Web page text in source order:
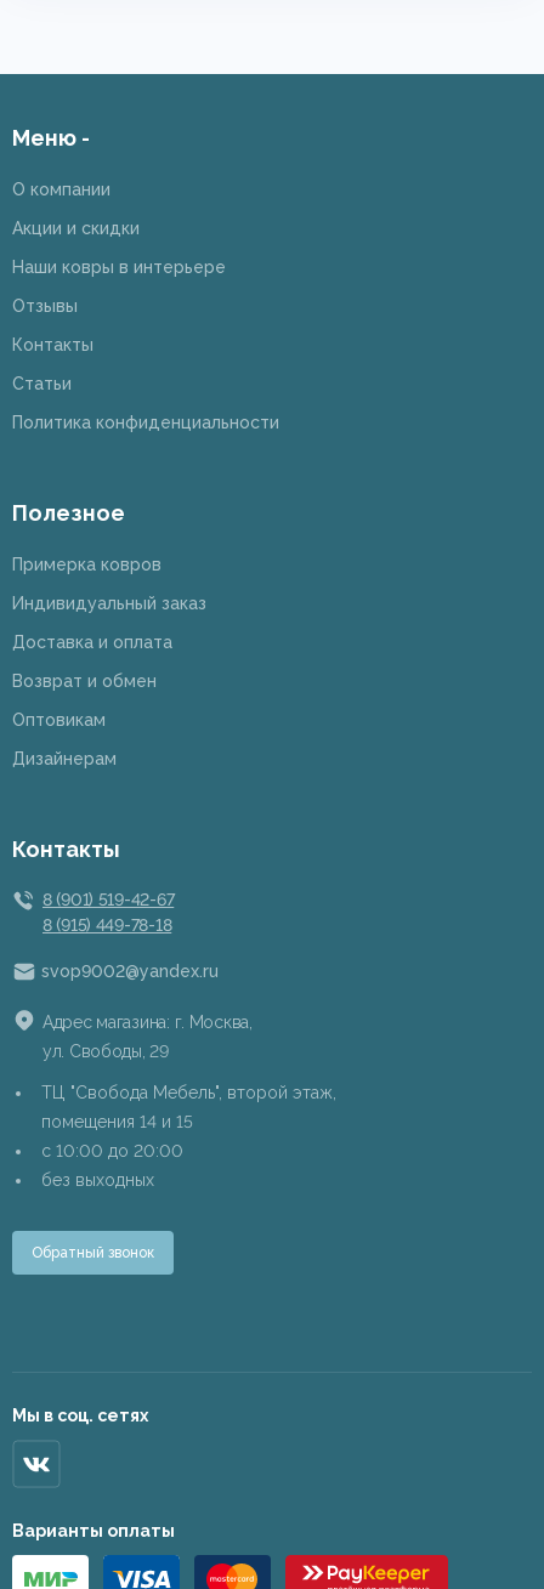
Меню -
О компании
Акции и скидки
Наши ковры в интерьере
Отзывы
Контакты
Статьи
Политика конфиденциальности
Полезное
Примерка ковров
Индивидуальный заказ
Доставка и оплата
Возврат и обмен
Оптовикам
Дизайнерам
Контакты
8 (901) 519-42-67
8 (915) 449-78-18
svop9002@yandex.ru
Адрес магазина: г. Москва,
ул. Свободы, 29
ТЦ "Свобода Мебель", второй этаж,
помещения 14 и 15
c 10:00 до 20:00
без выходных
Обратный звонок
Мы в соц. сетях
Варианты оплаты